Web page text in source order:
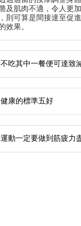
及肌肉不適，令人更
則可算是間接達至促
效果。
不吃其中一餐便可達致
健康的標準五好
運動一定要做到筋疲力